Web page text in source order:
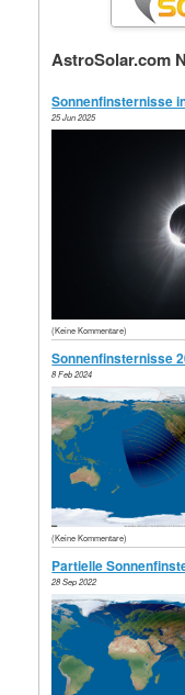
AstroSolar.com
Sonnenfinsternisse
25 Jun 2025
(Keine Kommentare)
Sonnenfinsternisse
8 Feb 2024
(Keine Kommentare)
Partielle
28 Sep 2022